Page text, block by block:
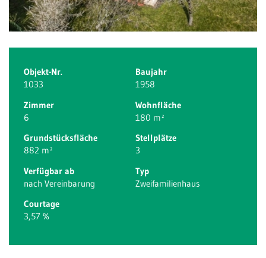
Objekt-Nr.
1033
Baujahr
1958
Zimmer
6
Wohnfläche
180 m²
Grundstücksfläche
882 m²
Stellplätze
3
Verfügbar ab
nach Vereinbarung
Typ
Zweifamilienhaus
Courtage
3,57 %